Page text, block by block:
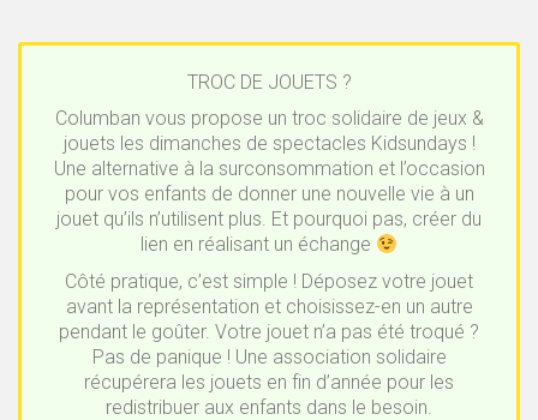
TROC DE JOUETS ?
Columban vous propose un troc solidaire de jeux &
jouets les dimanches de spectacles Kidsundays !
Une alternative à la surconsommation et l’occasion
pour vos enfants de donner une nouvelle vie à un
jouet qu’ils n’utilisent plus. Et pourquoi pas, créer du
lien en réalisant un échange
Côté pratique, c’est simple ! Déposez votre jouet
avant la représentation et choisissez-en un autre
pendant le goûter. Votre jouet n’a pas été troqué ?
Pas de panique ! Une association solidaire
récupérera les jouets en fin d’année pour les
redistribuer aux enfants dans le besoin.